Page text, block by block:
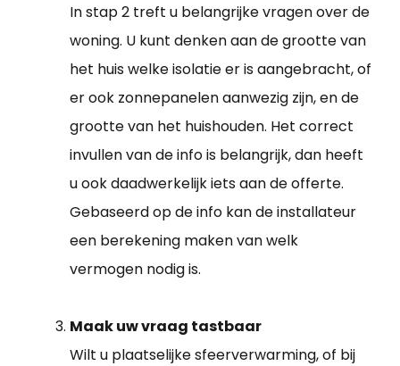
In stap 2 treft u belangrijke vragen over de
woning. U kunt denken aan de grootte van
het huis welke isolatie er is aangebracht, of
er ook zonnepanelen aanwezig zijn, en de
grootte van het huishouden. Het correct
invullen van de info is belangrijk, dan heeft
u ook daadwerkelijk iets aan de offerte.
Gebaseerd op de info kan de installateur
een berekening maken van welk
vermogen nodig is.
Maak uw vraag tastbaar
Wilt u plaatselijke sfeerverwarming, of bij